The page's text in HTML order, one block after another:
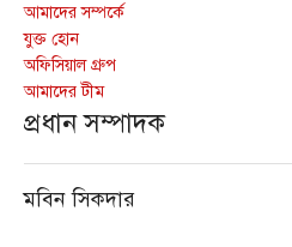
আমাদের সম্পর্কে
যুক্ত হোন
অফিসিয়াল গ্রুপ
আমাদের টীম
প্রধান সম্পাদক
মবিন সিকদার